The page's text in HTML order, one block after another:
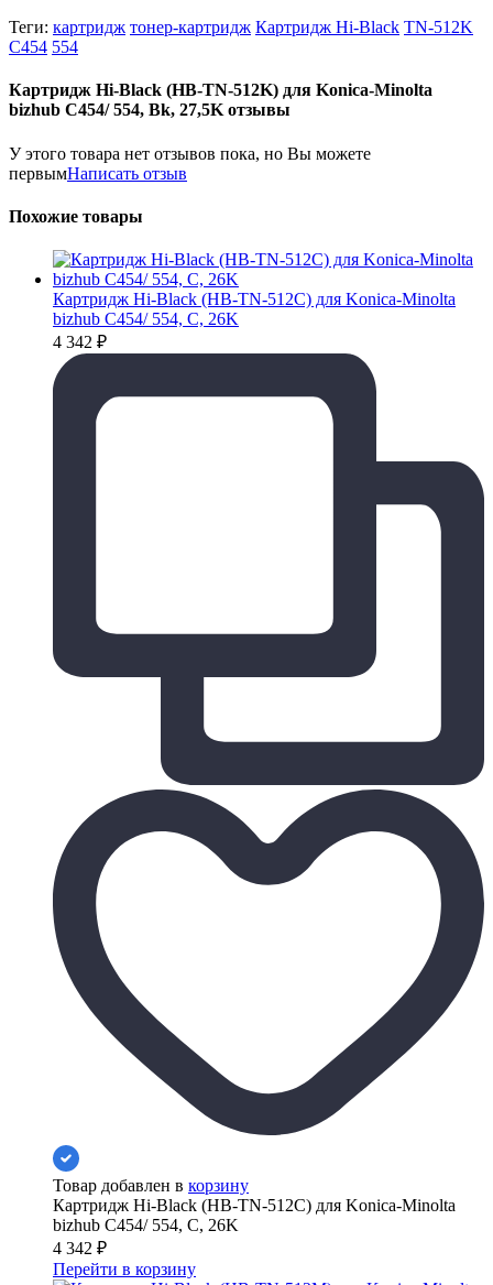
Теги: картридж тонер-картридж Картридж Hi-Black TN-512K
C454 554
Картридж Hi-Black (HB-TN-512K) для Konica-Minolta
bizhub C454/ 554, Bk, 27,5K отзывы
У этого товара нет отзывов пока, но Вы можете
первымНаписать отзыв
Похожие товары
Картридж Hi-Black (HB-TN-512C) для Konica-Minolta
bizhub C454/ 554, C, 26K
4 342 ₽
Товар добавлен в корзину
Картридж Hi-Black (HB-TN-512C) для Konica-Minolta
bizhub C454/ 554, C, 26K
4 342 ₽
Перейти в корзину